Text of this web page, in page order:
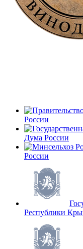
России
Дума России
России
Республики